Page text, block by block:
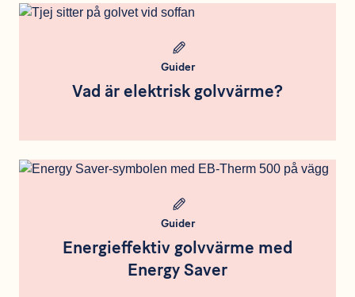
Meta bild
Guider
Vad är elektrisk golvvärme?
Meta bild
Guider
Energieffektiv golvvärme med
Energy Saver